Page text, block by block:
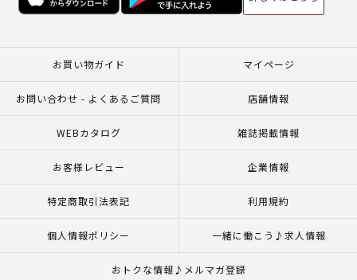
お買い物ガイド マイページ
お問い合わせ - よくあるご質問 店舗情報
WEBカタログ 雑誌掲載情報
お客様レビュー 企業情報
特定商取引法表記 利用規約
個人情報ポリシー 一緒に働こう♪求人情報
おトクな情報♪メルマガ登録